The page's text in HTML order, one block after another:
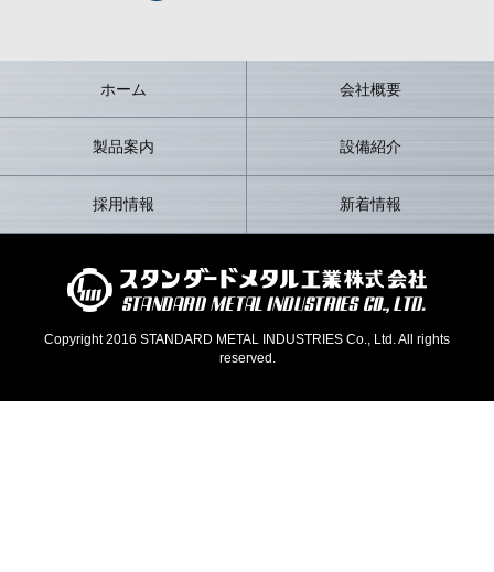
ホーム 会社概要
製品案内 設備紹介
採用情報 新着情報
Copyright 2016 STANDARD METAL INDUSTRIES Co., Ltd. All rights
reserved.